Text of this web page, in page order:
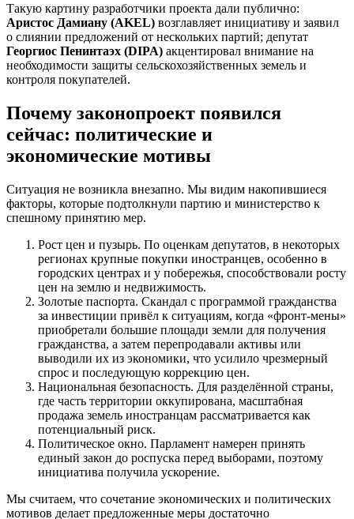
Такую картину разработчики проекта дали публично:
Аристос Дамиану (AKEL) возглавляет инициативу и заявил
о слиянии предложений от нескольких партий; депутат
Георгиос Пенинтаэx (DIPA) акцентировал внимание на
необходимости защиты сельскохозяйственных земель и
контроля покупателей.
Почему законопроект появился
сейчас: политические и
экономические мотивы
Ситуация не возникла внезапно. Мы видим накопившиеся
факторы, которые подтолкнули партию и министерство к
спешному принятию мер.
Рост цен и пузырь. По оценкам депутатов, в некоторых
регионах крупные покупки иностранцев, особенно в
городских центрах и у побережья, способствовали росту
цен на землю и недвижимость.
Золотые паспорта. Скандал с программой гражданства
за инвестиции привёл к ситуациям, когда «фронт‑мены»
приобретали большие площади земли для получения
гражданства, а затем перепродавали активы или
выводили их из экономики, что усилило чрезмерный
спрос и последующую коррекцию цен.
Национальная безопасность. Для разделённой страны,
где часть территории оккупирована, масштабная
продажа земель иностранцам рассматривается как
потенциальный риск.
Политическое окно. Парламент намерен принять
единый закон до роспуска перед выборами, поэтому
инициатива получила ускорение.
Мы считаем, что сочетание экономических и политических
мотивов делает предложенные меры достаточно